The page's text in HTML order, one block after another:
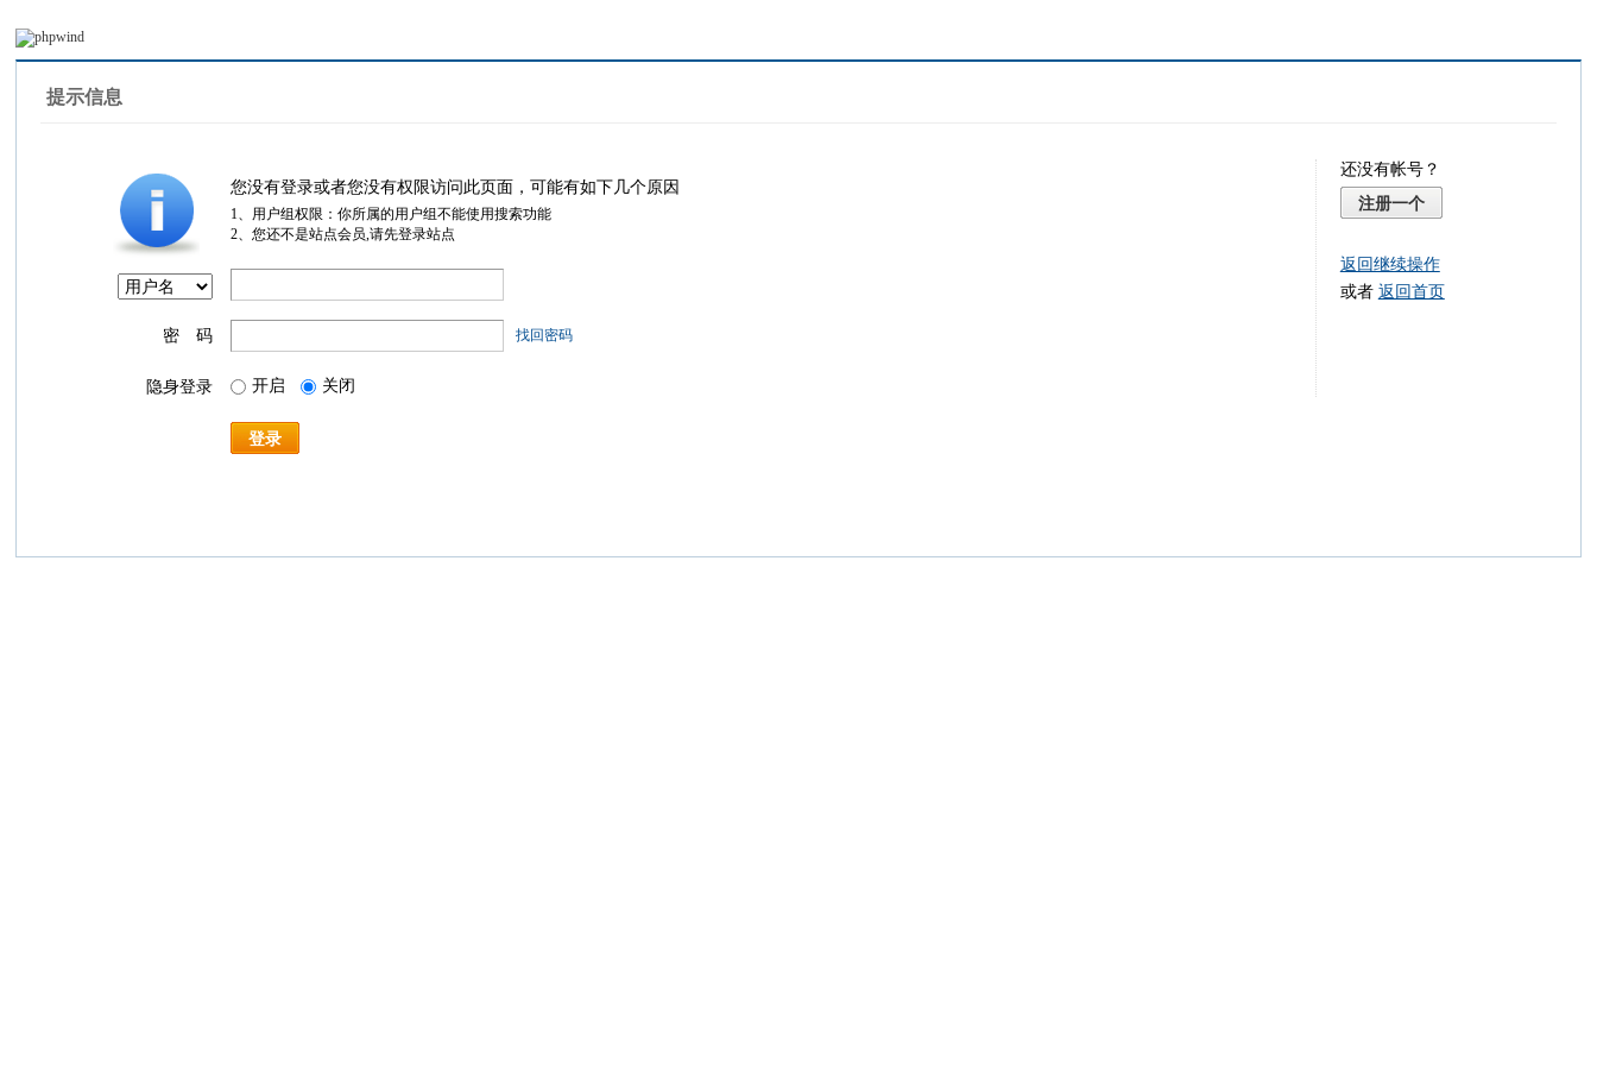
提示信息
您没有登录或者您没有权限访问此页面，可能有如下几个原因
1、用户组权限：你所属的用户组不能使用搜索功能
2、您还不是站点会员,请先登录站点
密 码 找回密码
隐身登录 开启 关闭
登录
还没有帐号？
注册一个
返回继续操作
或者 返回首页